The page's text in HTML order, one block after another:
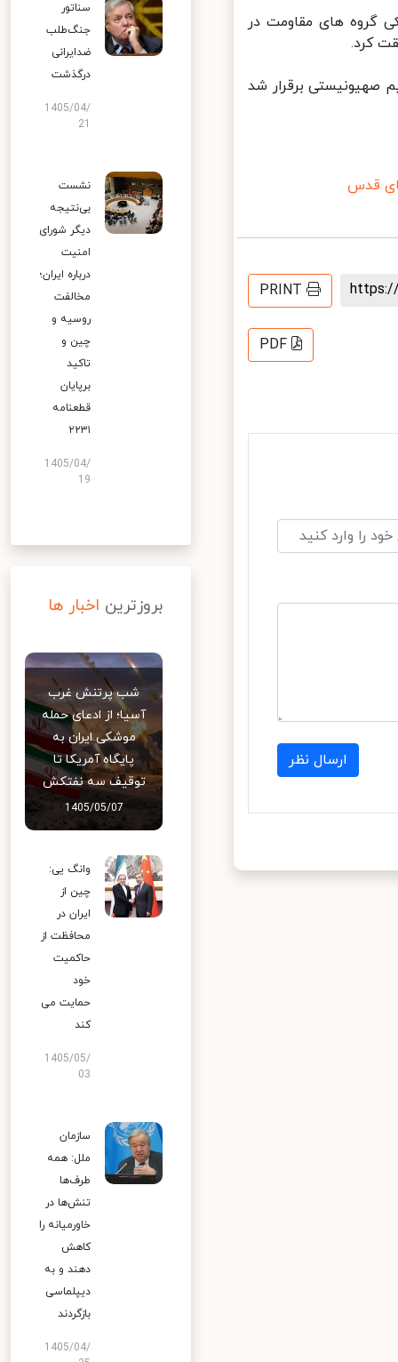
موشکی گروه های مقاومت در
رژیم صهیونیستی برقرار شد
قدس
PRINT
PDF
ارسال نظر
سناتور
جنگ‌طلب
ضدایرانی
درگذشت
1405/04/
نشست
بی‌نتیجه
دیگر شورای
امنیت
درباره ایران؛
مخالفت
روسیه و
چین و
تاکید
برپایان
قطعنامه
۲۲۳۱
1405/04/
19
بروزترین اخبار ها
شب پرتنش غرب
آسیا؛ از ادعای حمله
موشکی ایران به
پایگاه آمریکا تا
توقیف سه نفتکش
1405/05/07
وانگ یی:
چین از
ایران در
محافظت از
حاکمیت
خود
حمایت می
کند
1405/05/
03
سازمان
ملل: همه
طرف‌ها
تنش‌ها در
خاورمیانه را
کاهش
دهند و به
دیپلماسی
بازگردند
1405/04/